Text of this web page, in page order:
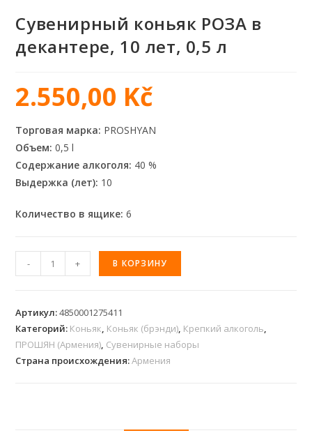
Сувенирный коньяк РОЗА в
декантере, 10 лет, 0,5 л
2.550,00 Kč
Торговая марка: PROSHYAN
Объем: 0,5 l
Содержание алкоголя: 40 %
Выдержка (лет): 10
Количество в ящике: 6
- + В КОРЗИНУ
Артикул:4850001275411
Категорий: Коньяк, Коньяк (брэнди), Крепкий алкоголь,
ПРОШЯН (Армения), Сувенирные наборы
Страна происхождения:Армения